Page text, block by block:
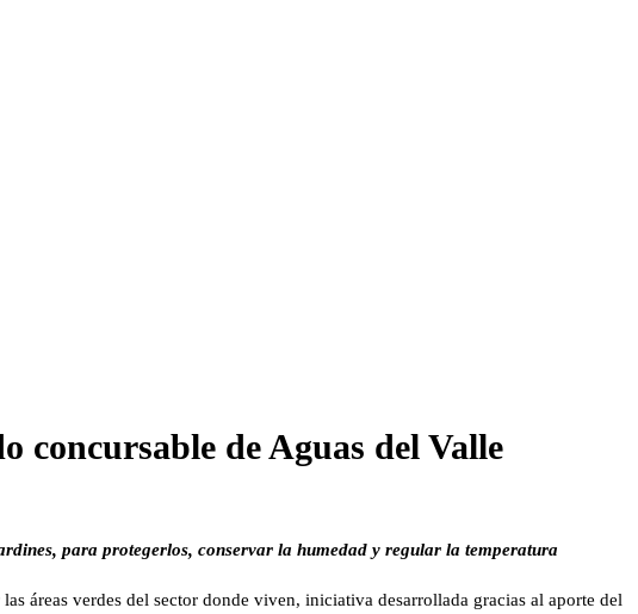
concursable de Aguas del Valle
para protegerlos, conservar la humedad y regular la temperatura
áreas verdes del sector donde viven, iniciativa desarrollada gracias al aporte del